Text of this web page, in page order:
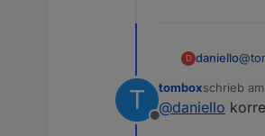
D daniello@
T
Offline
tomboxschrieb am
zuletzt
@daniello